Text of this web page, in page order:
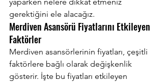
gerektiğini ele alacağız.
Merdiven Asansörü Fiyatlarını Etkileyen
Faktörler
Merdiven asansörlerinin fiyatları, çeşitli
faktörlere bağlı olarak değişkenlik
gösterir. İşte bu fiyatları etkileyen